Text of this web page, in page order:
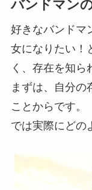
バンドマン
好きなバンドマ
女になりたい！
く、存在を知ら
まずは、自分の
ことからです。
では実際にどの